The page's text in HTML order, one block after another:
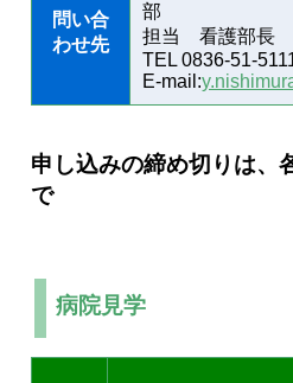
問い合
わせ先
部
担当 看護部長
TEL 0836-51-
E-mail:
申し込みの締め切りは、
で
病院見学